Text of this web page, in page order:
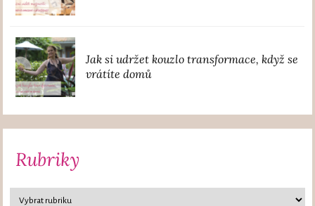
Jak si udržet kouzlo transformace, když se
vrátíte domů
Rubriky